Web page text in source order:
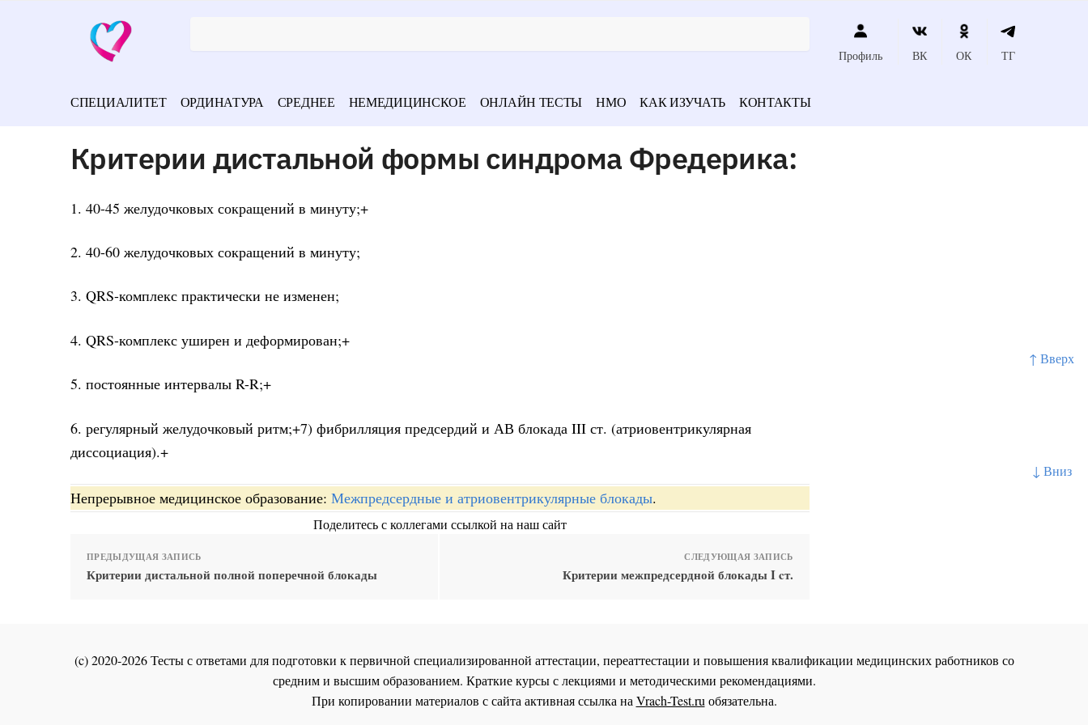
↑ Вверх
↓ Вниз
Профиль ВК ОК ТГ
СПЕЦИАЛИТЕТ ОРДИНАТУРА СРЕДНЕЕ НЕМЕДИЦИНСКОЕ ОНЛАЙН ТЕСТЫ НМО КАК ИЗУЧАТЬ КОНТАКТЫ
Критерии дистальной формы синдрома Фредерика:
1. 40-45 желудочковых сокращений в минуту;+
2. 40-60 желудочковых сокращений в минуту;
3. QRS-комплекс практически не изменен;
4. QRS-комплекс уширен и деформирован;+
5. постоянные интервалы R-R;+
6. регулярный желудочковый ритм;+7) фибрилляция предсердий и АВ блокада III ст. (атриовентрикулярная
диссоциация).+
Непрерывное медицинское образование: Межпредсердные и атриовентрикулярные блокады.
Поделитесь с коллегами ссылкой на наш сайт
ПРЕДЫДУЩАЯ ЗАПИСЬ
Критерии дистальной полной поперечной блокады
СЛЕДУЮЩАЯ ЗАПИСЬ
Критерии межпредсердной блокады I cт.
(c) 2020-2026 Тесты с ответами для подготовки к первичной специализированной аттестации, переаттестации и повышения квалификации медицинских работников со
средним и высшим образованием. Краткие курсы с лекциями и методическими рекомендациями.
При копировании материалов с сайта активная ссылка наVrach-Test.ruобязательна.